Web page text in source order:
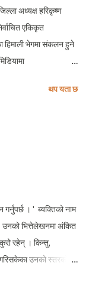
अध्यक्ष हरिकृष्ण
एकिकृत
हिमाली भेगमा संकलन हुने
कुर्सी प्रहार गरेपछि
जंगली स्वभावको
योगदान
थप यता छ
। ' ब्यक्तिको नाम
उनको भित्तेलेखनमा अंकित
रहेन् । किन्तु,
उनको स्तरको